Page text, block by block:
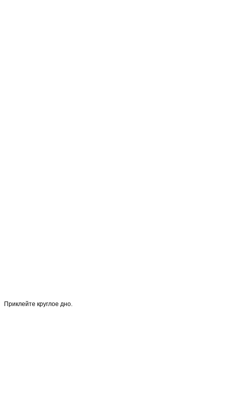
Приклейте круглое дно.